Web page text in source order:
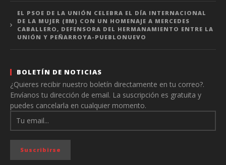
EL PSOE DE LA UNIÓN CELEBRA EL DÍA INTERNACIONAL
DE LA MUJER (8M) CON UN HOMENAJE A MERCEDES
CABALLERO, DEFENSORA DEL HERMANAMIENTO ENTRE LA
UNIÓN Y PEÑARROYA-PUEBLONUEVO
BOLETÍN DE NOTICIAS
¿Quieres recibir nuestro boletín directamente en tu correo?.
Envíanos tu dirección de email. La suscripción es gratuita y
puedes cancelarla en cualquier momento.